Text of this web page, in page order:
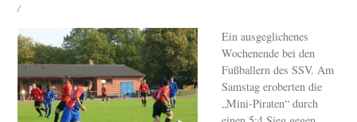
/
Ein ausgeglichenes
Wochenende bei den
Fußballern des SSV. Am
Samstag eroberten die
„Mini-Piraten“ durch